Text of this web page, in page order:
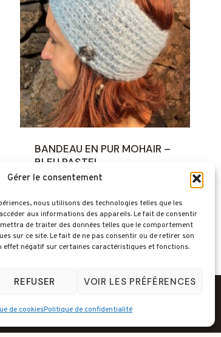
Gérer le consentement
nous utilisons des technologies telles que les
aux informations des appareils. Le fait de consentir
de traiter des données telles que le comportement
sur ce site. Le fait de ne pas consentir ou de retirer son
effet négatif sur certaines caractéristiques et fonctions.
REFUSER VOIR LES PRÉFÉRENCES
de cookiesPolitique de confidentialité
BANDEAU EN PUR MOHAIR –
BLEU PASTEL
35,00€
cookies (UE)
générales de Ventes